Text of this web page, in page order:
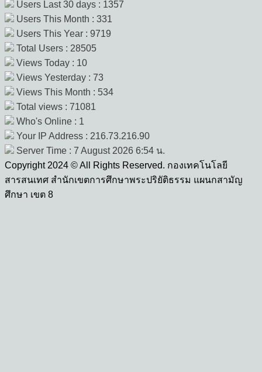
Users Last 30 days : 1357
Users This Month : 331
Users This Year : 9719
Total Users : 28505
Views Today : 10
Views Yesterday : 73
Views This Month : 534
Total views : 71081
Who's Online : 1
Your IP Address : 216.73.216.90
Server Time : 7 August 2026 6:54 น.
Copyright 2024 © All Rights Reserved. กองเทคโนโลยี
สารสนเทศ สำนักเขตการศึกษาพระปริยัติธรรม แผนกสามัญ
ศึกษา เขต 8